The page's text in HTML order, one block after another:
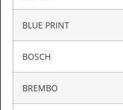
BLUE PRINT
BOSCH
BREMBO